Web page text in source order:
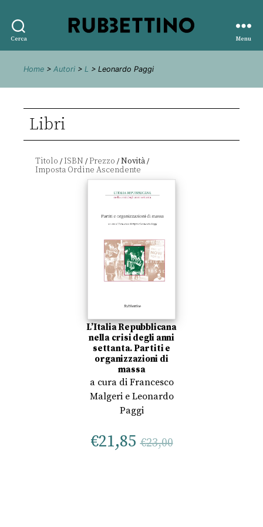
Cerca
editore
Menu
Home > Autori > L > Leonardo Paggi
Libri
Titolo /ISBN /Prezzo /Novità/
L’Italia Repubblicana
nella crisi degli anni
settanta. Partiti e
organizzazioni di
massa
a cura di Francesco
Malgerie Leonardo
Paggi
€21,85 €23,00